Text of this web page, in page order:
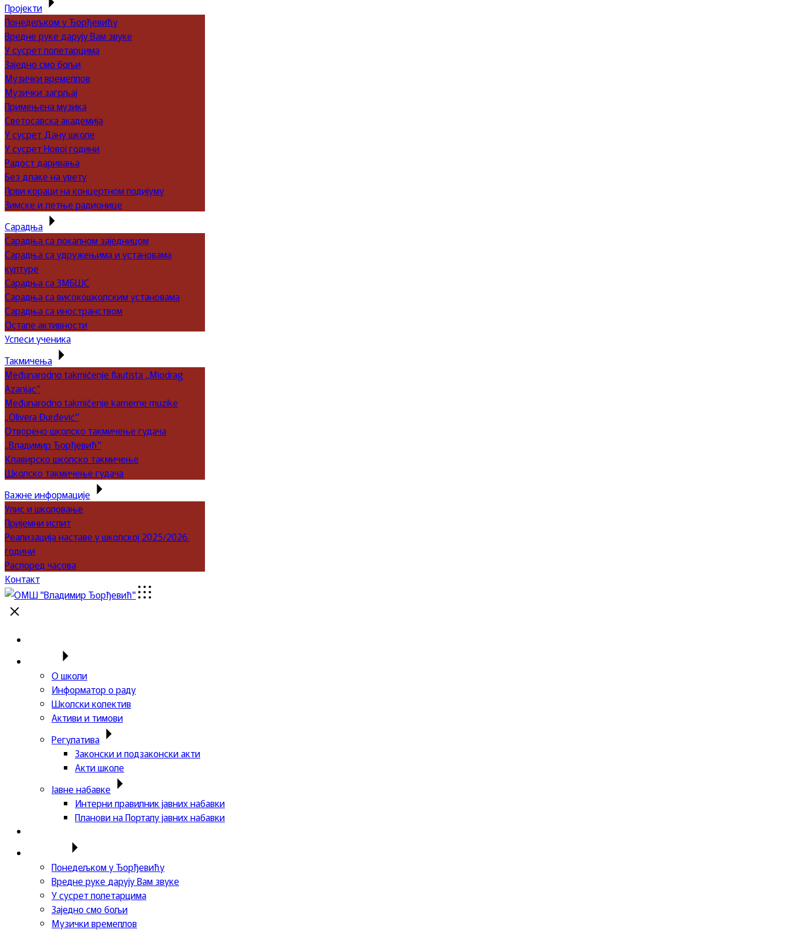
Пројекти
Понедељком у Ђорђевићу
Вредне руке дарују Вам звуке
У сусрет полетарцима
Заједно смо бољи
Музички времеплов
Музички загрљај
Примењена музика
Светосавска академија
У сусрет Дану школе
У сусрет Новој години
Радост даривања
Без длаке на увету
Први кораци на концертном подијуму
Зимске и летње радионице
Сарадња
Сарадња са локалном заједницом
Сарадња са удружењима и установама
културе
Сарадња са ЗМБШС
Сарадња са високошколским установама
Сарадња са иностранством
Остале активности
Успеси ученика
Такмичења
Međunarodno takmičenje flautista „Miodrag
Azanjac“
Međunarodno takmičenje kamerne muzike
„Olivera Đurđević“
Отворено школско такмичење гудача
„Владимир Ђорђевић“
Клавирско школско такмичење
Школско такмичење гудача
Важне информације
Упис и школовање
Пријемни испит
Реализација наставе у школској 2025/2026.
години
Распоред часова
Контакт
О школи
Информатор о раду
Школски колектив
Активи и тимови
Регулатива
Законски и подзаконски акти
Акти школе
Јавне набавке
Интерни правилник јавних набавки
Планови на Порталу јавних набавки
Понедељком у Ђорђевићу
Вредне руке дарују Вам звуке
У сусрет полетарцима
Заједно смо бољи
Музички времеплов